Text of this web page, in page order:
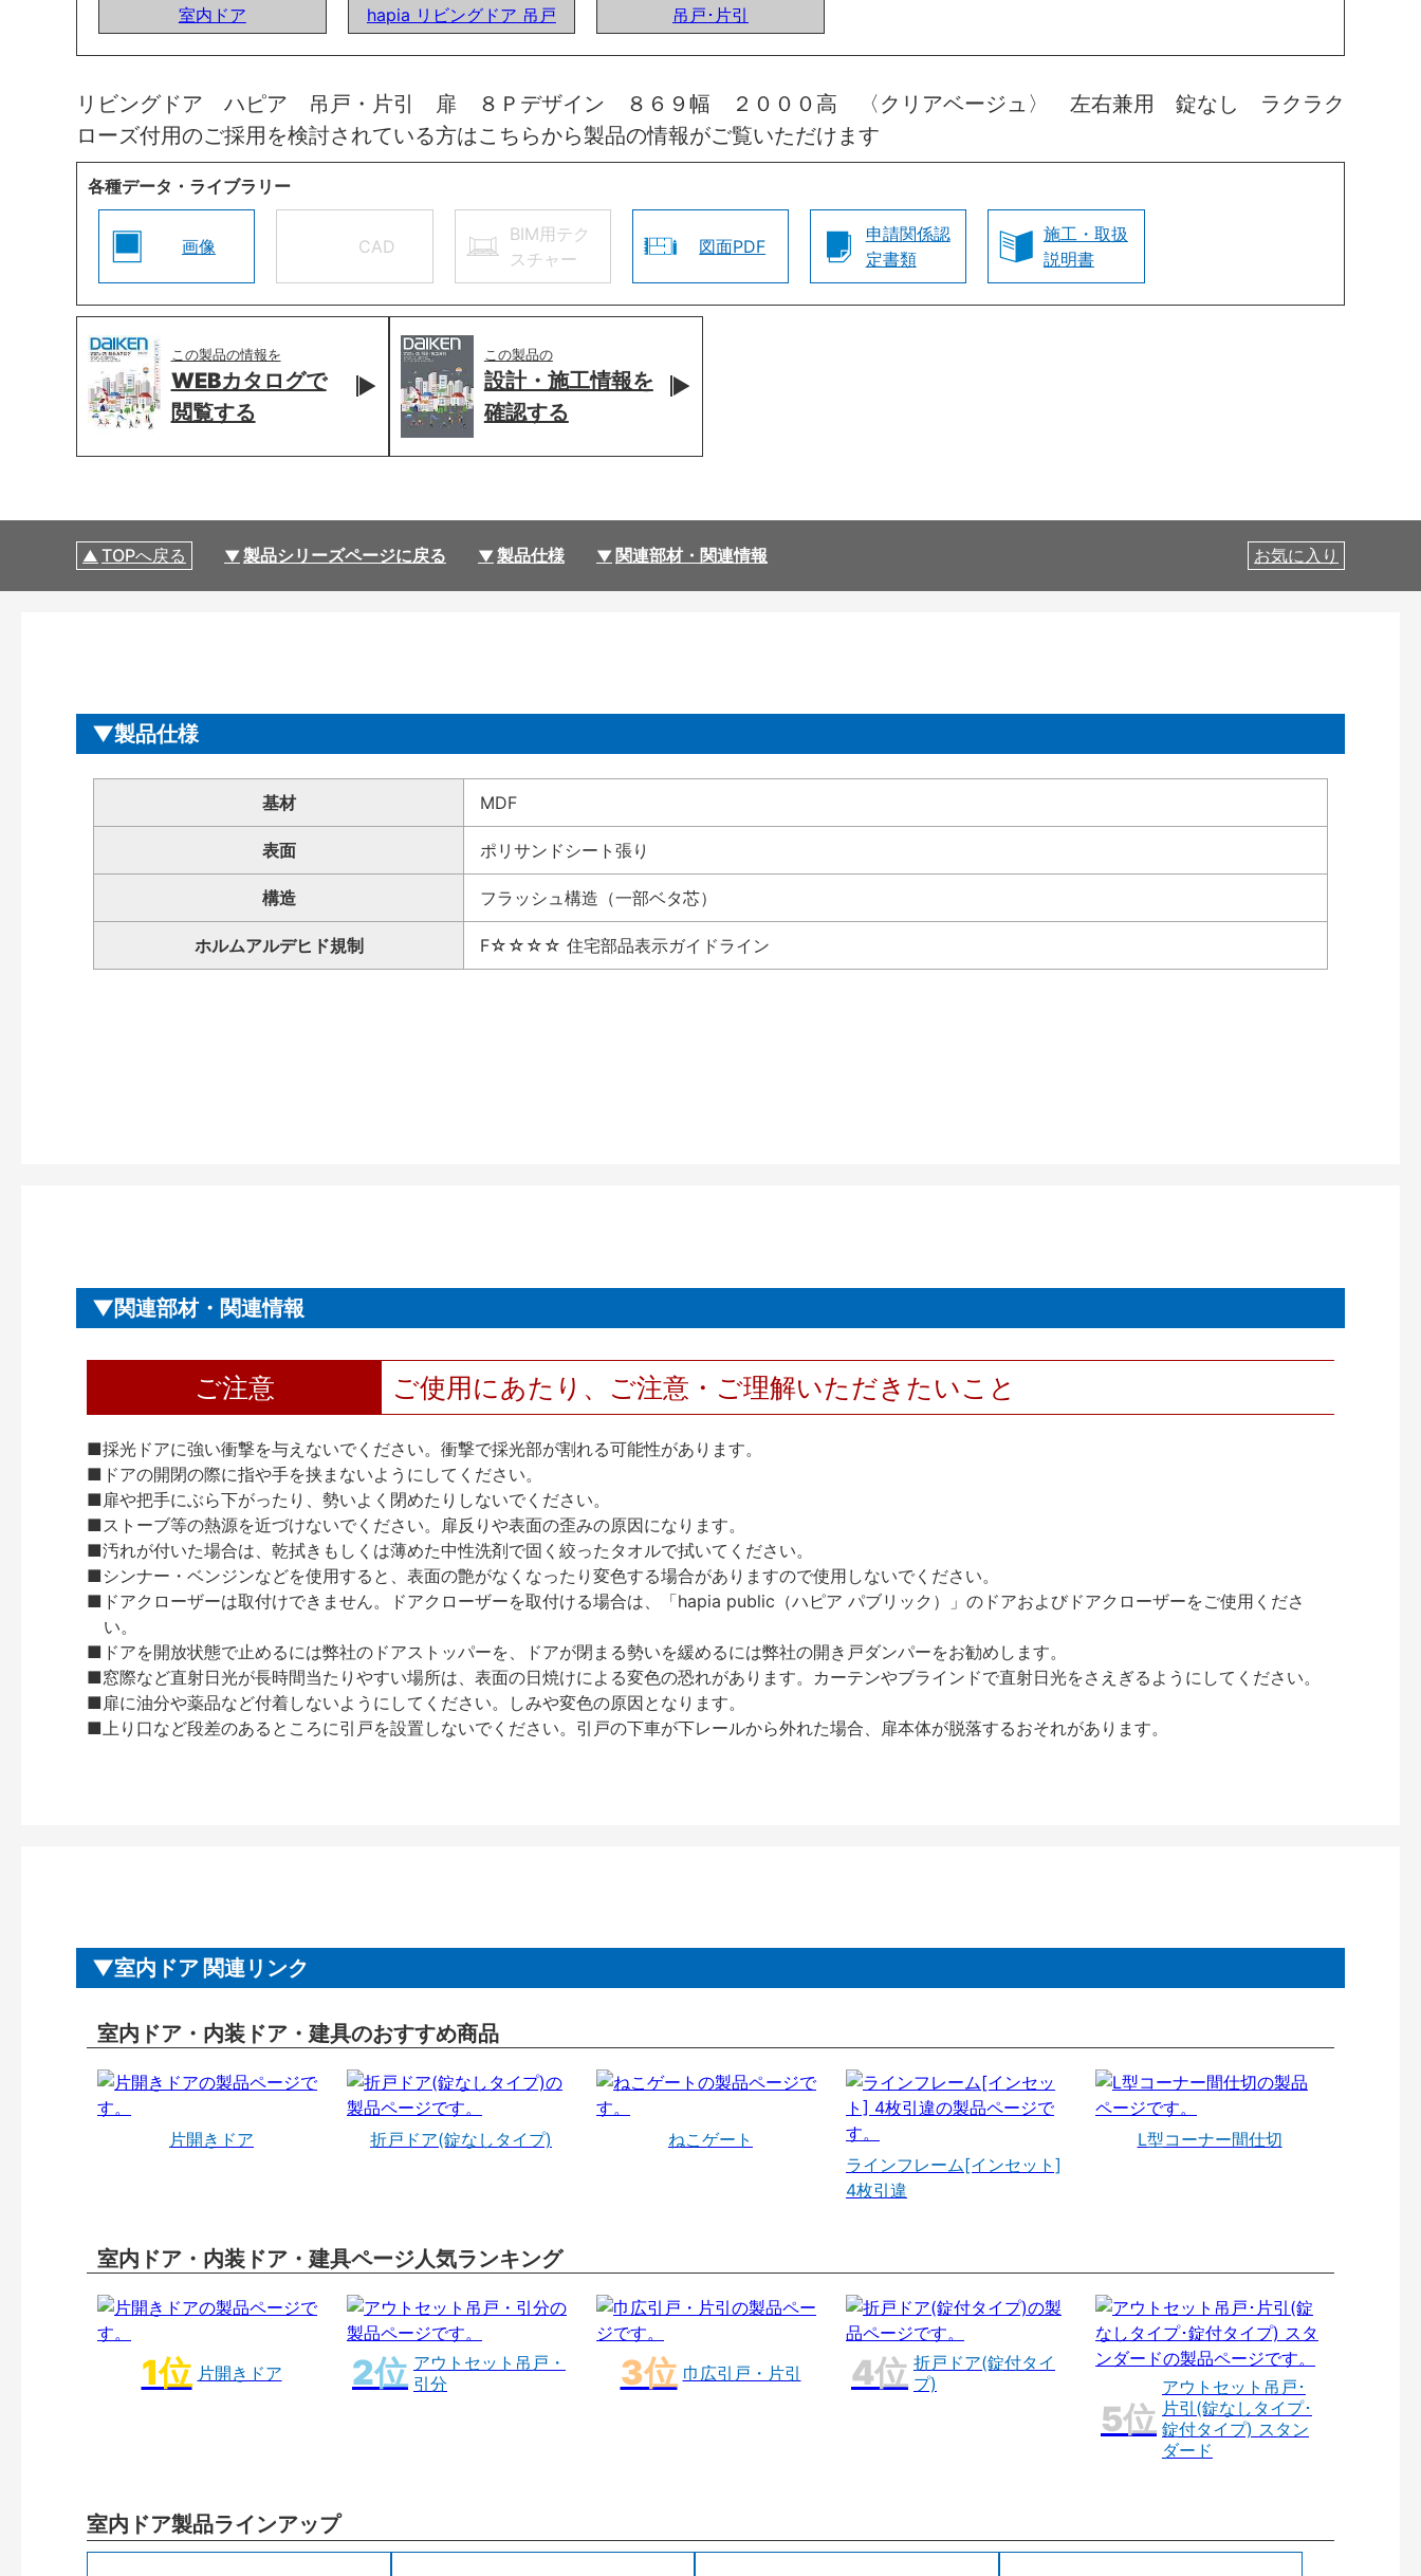
室内ドア
hapia リビングドア 吊戸 吊戸･片引
リビングドア ハピア 吊戸・片引 扉 ８Ｐデザイン ８６９幅 ２０００高 〈クリアベージュ〉 左右兼用 錠なし ラクラク
ローズ付用のご採用を検討されている方はこちらから製品の情報がご覧いただけます
各種データ・ライブラリー
画像 CAD
BIM用テク
スチャー
図面PDF
申請関係認
定書類
施工・取扱
説明書
この製品の情報を
WEBカタログで
閲覧する
この製品の
設計・施工情報を
確認する
TOPへ戻る 製品シリーズページに戻る 製品仕様 関連部材・関連情報 お気に入り
製品仕様
基材 MDF
表面 ポリサンドシート張り
構造 フラッシュ構造（一部ベタ芯）
ホルムアルデヒド規制 F☆☆☆☆ 住宅部品表示ガイドライン
関連部材・関連情報
ご注意 ご使用にあたり、ご注意・ご理解いただきたいこと
■採光ドアに強い衝撃を与えないでください。衝撃で採光部が割れる可能性があります。
■ドアの開閉の際に指や手を挟まないようにしてください。
■扉や把手にぶら下がったり、勢いよく閉めたりしないでください。
■ストーブ等の熱源を近づけないでください。扉反りや表面の歪みの原因になります。
■汚れが付いた場合は、乾拭きもしくは薄めた中性洗剤で固く絞ったタオルで拭いてください。
■シンナー・ベンジンなどを使用すると、表面の艶がなくなったり変色する場合がありますので使用しないでください。
■ドアクローザーは取付けできません。ドアクローザーを取付ける場合は、「hapia public（ハピア パブリック）」のドアおよびドアクローザーをご使用くださ
い。
■ドアを開放状態で止めるには弊社のドアストッパーを、ドアが閉まる勢いを緩めるには弊社の開き戸ダンパーをお勧めします。
■窓際など直射日光が長時間当たりやすい場所は、表面の日焼けによる変色の恐れがあります。カーテンやブラインドで直射日光をさえぎるようにしてください。
■扉に油分や薬品など付着しないようにしてください。しみや変色の原因となります。
■上り口など段差のあるところに引戸を設置しないでください。引戸の下車が下レールから外れた場合、扉本体が脱落するおそれがあります。
室内ドア 関連リンク
室内ドア・内装ドア・建具のおすすめ商品
片開きドア 折戸ドア(錠なしタイプ)
ねこゲート
ラインフレーム[インセット]
4枚引違
L型コーナー間仕切
室内ドア・内装ドア・建具ページ人気ランキング
片開きドア
アウトセット吊戸・
引分
巾広引戸・片引
折戸ドア(錠付タイ
プ)
アウトセット吊戸･
片引(錠なしタイプ･
錠付タイプ) スタン
ダード
室内ドア製品ラインアップ